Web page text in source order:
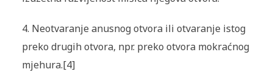
4. Neotvaranje anusnog otvora ili otvaranje istog
preko drugih otvora, npr. preko otvora mokraćnog
mjehura.[4]